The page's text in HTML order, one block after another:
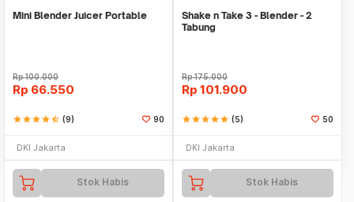
Mini Blender Juicer Portable
Rp100.000
Rp 66.550
starstarstarstarstar_half (9) 90
DKI Jakarta
Stok Habis
Shake n Take 3 - Blender - 2
Tabung
Rp175.000
Rp 101.900
starstarstarstarstar (5) 50
DKI Jakarta
Stok Habis